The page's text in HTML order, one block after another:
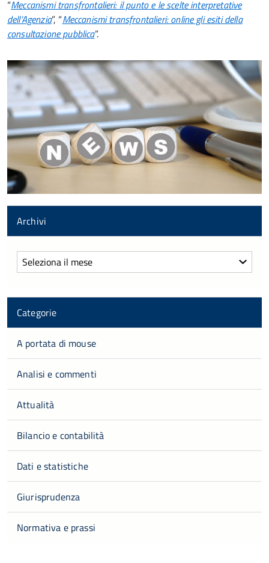
“Meccanismi transfrontalieri: il punto e le scelte interpretative
dell’Agenzia”, “Meccanismi transfrontalieri: online gli esiti della
consultazione pubblica”.
Archivi
Archivi
Categorie
A portata di mouse
Analisi e commenti
Attualità
Bilancio e contabilità
Dati e statistiche
Giurisprudenza
Normativa e prassi